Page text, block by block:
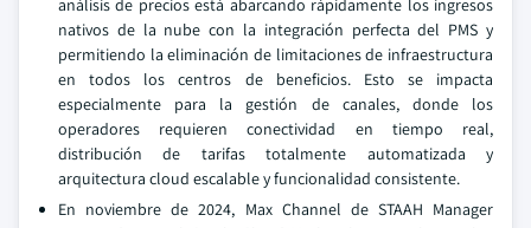
análisis de precios está abarcando rápidamente los ingresos
nativos de la nube con la integración perfecta del PMS y
permitiendo la eliminación de limitaciones de infraestructura
en todos los centros de beneficios. Esto se impacta
especialmente para la gestión de canales, donde los
operadores requieren conectividad en tiempo real,
distribución de tarifas totalmente automatizada y
arquitectura cloud escalable y funcionalidad consistente.
En noviembre de 2024, Max Channel de STAAH Manager